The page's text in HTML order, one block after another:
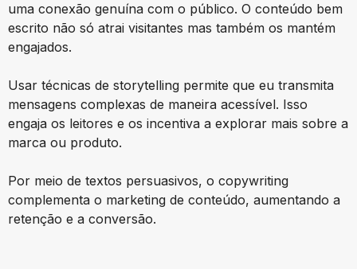
uma conexão genuína com o público. O conteúdo bem
escrito não só atrai visitantes mas também os mantém
engajados.
Usar técnicas de storytelling permite que eu transmita
mensagens complexas de maneira acessível. Isso
engaja os leitores e os incentiva a explorar mais sobre a
marca ou produto.
Por meio de textos persuasivos, o copywriting
complementa o marketing de conteúdo, aumentando a
retenção e a conversão.